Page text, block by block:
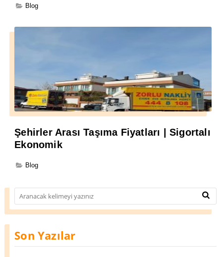
Blog
Şehirler Arası Taşıma Fiyatları | Sigortalı
Ekonomik
Blog
Son Yazılar